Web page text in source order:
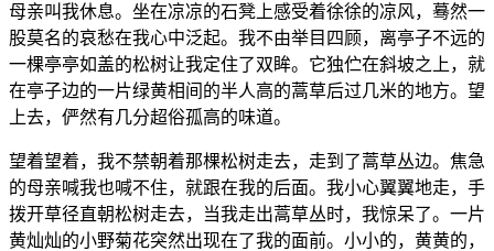
母亲叫我休息。坐在凉凉的石凳上感受着徐徐的凉风，蓦然一
股莫名的哀愁在我心中泛起。我不由举目四顾，离亭子不远的
一棵亭亭如盖的松树让我定住了双眸。它独伫在斜坡之上，就
在亭子边的一片绿黄相间的半人高的蒿草后过几米的地方。望
上去，俨然有几分超俗孤高的味道。
望着望着，我不禁朝着那棵松树走去，走到了蒿草丛边。焦急
的母亲喊我也喊不住，就跟在我的后面。我小心翼翼地走，手
拨开草径直朝松树走去，当我走出蒿草丛时，我惊呆了。一片
黄灿灿的小野菊花突然出现在了我的面前。小小的，黄黄的，